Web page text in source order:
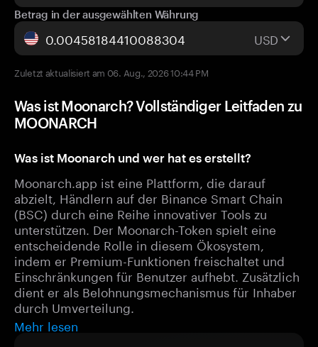
Betrag in der ausgewählten Währung
USD
Zuletzt aktualisiert am 06. Aug., 2026 10:44 PM
Was ist Moonarch? Vollständiger Leitfaden zu
MOONARCH
Was ist Moonarch und wer hat es erstellt?
Moonarch.app ist eine Plattform, die darauf
abzielt, Händlern auf der Binance Smart Chain
(BSC) durch eine Reihe innovativer Tools zu
unterstützen. Der Moonarch-Token spielt eine
entscheidende Rolle in diesem Ökosystem,
indem er Premium-Funktionen freischaltet und
Einschränkungen für Benutzer aufhebt. Zusätzlich
dient er als Belohnungsmechanismus für Inhaber
durch Umverteilung.
Mehr lesen